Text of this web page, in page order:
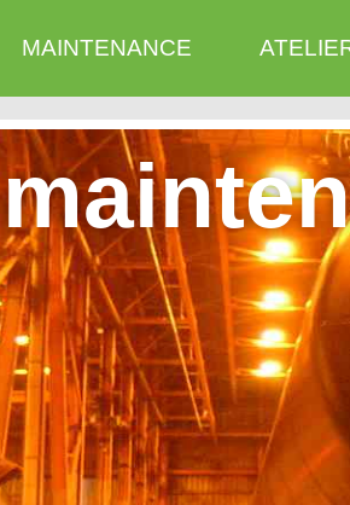
MAINTENANCE